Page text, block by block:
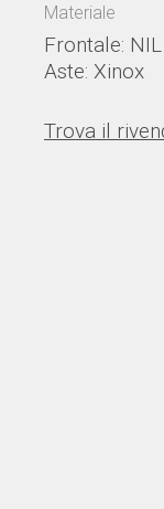
Materiale
Frontale: NIL
Aste: Xinox
Trova il